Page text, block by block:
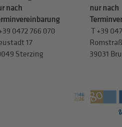
nach
0472 766 070
17
Sterzing
nur nach
T +39
39031